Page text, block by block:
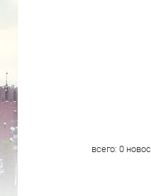
всего: 0